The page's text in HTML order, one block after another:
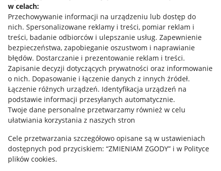
w celach:
Przechowywanie informacji na urządzeniu lub dostęp do
nich. Spersonalizowane reklamy i treści, pomiar reklam i
treści, badanie odbiorców i ulepszanie usług. Zapewnienie
bezpieczeństwa, zapobieganie oszustwom i naprawianie
błędów. Dostarczanie i prezentowanie reklam i treści.
Zapisanie decyzji dotyczących prywatności oraz informowanie
o nich. Dopasowanie i łączenie danych z innych źródeł.
Łączenie różnych urządzeń. Identyfikacja urządzeń na
podstawie informacji przesyłanych automatycznie.
Twoje dane personalne przetwarzamy również w celu
ułatwiania korzystania z naszych stron
Cele przetwarzania szczegółowo opisane są w ustawieniach
dostępnych pod przyciskiem: “ZMIENIAM ZGODY” i w Polityce
plików cookies.
Allegro Gadane dla sprzedających
Allegro Gadane dla kupujących
Mapa miejscowości
Informacje prawne
Regulamin
Polityka plików "cookies"
Ustawienia plików "cookies"
Udostępnianie lokalizacji
Informacje dla Aktu o Usługach Cyfrowych